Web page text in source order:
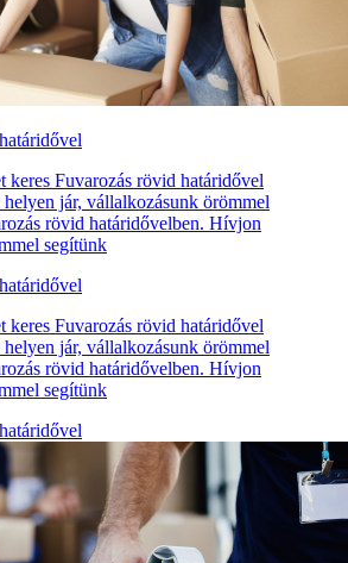
keres Fuvarozás rövid határidővel
helyen jár, vállalkozásunk örömmel
rövid határidővelben. Hívjon
segítünk
keres Fuvarozás rövid határidővel
helyen jár, vállalkozásunk örömmel
rövid határidővelben. Hívjon
segítünk